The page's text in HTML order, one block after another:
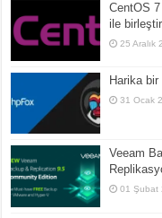
CentOS
ile
25 Aralık
Harika
31 Ocak
Veeam
01 Şubat